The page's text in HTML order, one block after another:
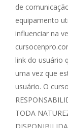
de
equipamento
influenciar na
link do usuário
uma vez que
usuário. O
TODA